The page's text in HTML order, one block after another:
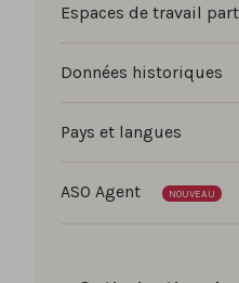
Espaces de travail
Données historiques
Pays et langues
ASO Agent NOUVEAU